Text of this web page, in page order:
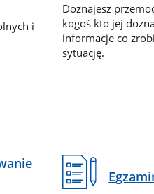
i
Doznajesz
kogoś kto jej
informacje co
sytuację.